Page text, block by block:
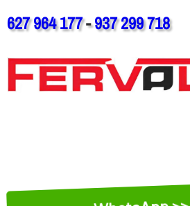
627 964 177-937 299 718